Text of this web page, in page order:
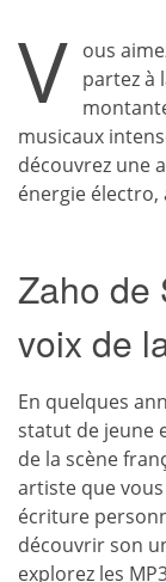
V ous
partez à
musicaux
découvrez une
énergie
Zaho de
voix de
En quelques
statut de jeune
de la scène
artiste que
écriture
découvrir son
explorez les